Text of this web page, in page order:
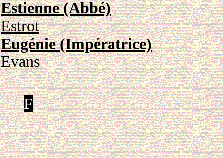
Estienne (Abbé)
Estrot
Eugénie (Impératrice)
Evans
F